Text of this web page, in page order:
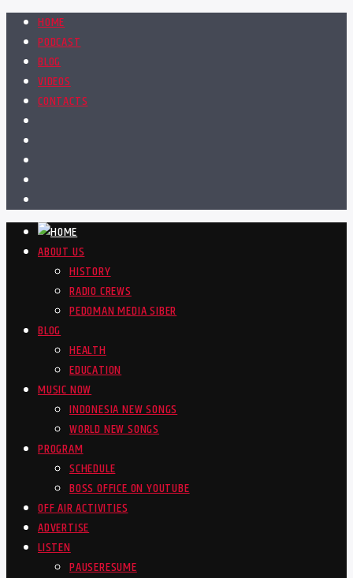
HOME
PODCAST
BLOG
VIDEOS
CONTACTS
ABOUT US
HISTORY
RADIO CREWS
PEDOMAN MEDIA SIBER
BLOG
HEALTH
EDUCATION
MUSIC NOW
INDONESIA NEW SONGS
WORLD NEW SONGS
PROGRAM
SCHEDULE
BOSS OFFICE ON YOUTUBE
OFF AIR ACTIVITIES
ADVERTISE
LISTEN
PAUSERESUME